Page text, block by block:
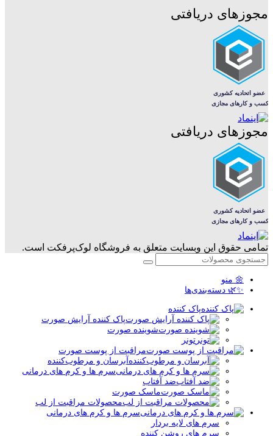
مجوزهای دریافتی
مجوزهای دریافتی
تمامی حقوق این وبسایت متعلق به فروشگاه لوک‌پرفکت است.
🌼 منو
✨🌿 دسته‌بندی‌ها
پاک کننده
پاک کننده آرایش صورت
شوینده صورت
تونر
مراقبت از پوست صورت
آبرسان و مرطوب‌کننده
سرم ها و کرم های درمانی
ضد آفتاب
ماسک صورت
محصولات مراقبت از لب
سرم ها و کرم های درمانی
سرم های لایه بردار
سرم های روشن کننده